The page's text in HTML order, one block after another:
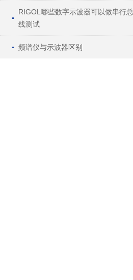
RIGOL哪些数字示波器可以做串行总
线测试
频谱仪与示波器区别